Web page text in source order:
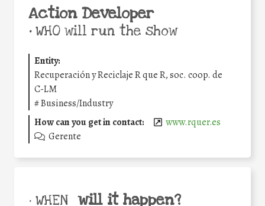
Action Developer
•WHO will run the show
Entity:
Recuperación y Reciclaje R que R, soc. coop. de
C-LM
#Business/Industry
How can you get in contact:
www.rquer.es
Gerente
• WHEN will it happen?